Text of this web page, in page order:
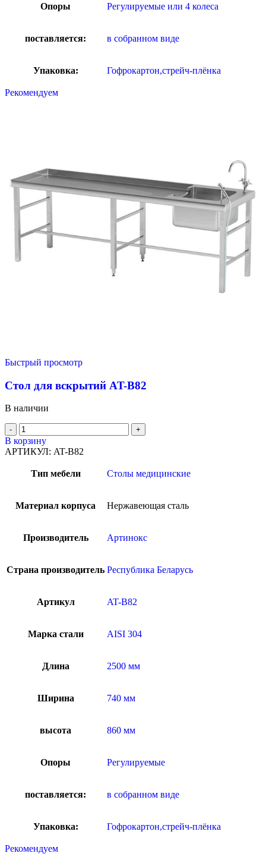
Опоры Регулируемые или 4 колеса
поставляется: в собранном виде
Упаковка: Гофрокартон,стрейч-плёнка
Рекомендуем
Быстрый просмотр
Стол для вскрытий AT-B82
В наличии
В корзину
АРТИКУЛ: AT-B82
Тип мебели Столы медицинские
Материал корпуса Нержавеющая сталь
Производитель Артинокс
Страна производитель Республика Беларусь
Артикул AT-B82
Марка стали AISI 304
Длина 2500 мм
Ширина 740 мм
высота 860 мм
Опоры Регулируемые
поставляется: в собранном виде
Упаковка: Гофрокартон,стрейч-плёнка
Рекомендуем